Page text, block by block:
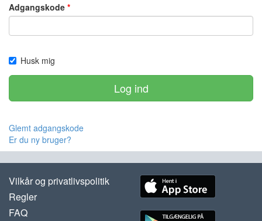
Adgangskode
Husk mig
Log ind
Glemt adgangskode
Er du ny bruger?
Vilkår og privatlivspolitik
Regler
FAQ